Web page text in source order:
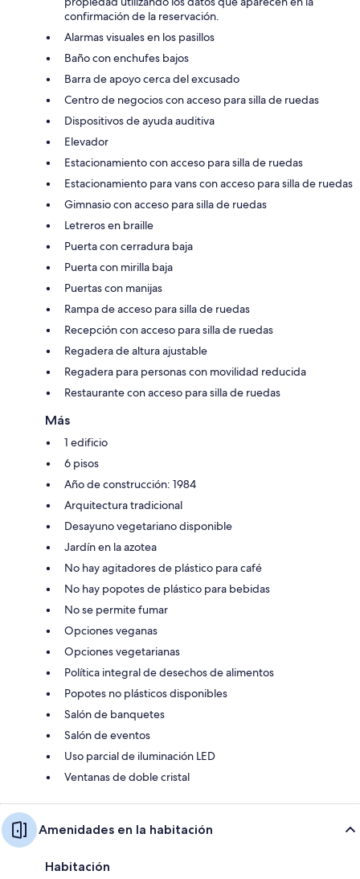
confirmación de la reservación.
Alarmas visuales en los pasillos
Baño con enchufes bajos
Barra de apoyo cerca del excusado
Centro de negocios con acceso para silla de ruedas
Dispositivos de ayuda auditiva
Elevador
Estacionamiento con acceso para silla de ruedas
Estacionamiento para vans con acceso para silla de ruedas
Gimnasio con acceso para silla de ruedas
Letreros en braille
Puerta con cerradura baja
Puerta con mirilla baja
Puertas con manijas
Rampa de acceso para silla de ruedas
Recepción con acceso para silla de ruedas
Regadera de altura ajustable
Regadera para personas con movilidad reducida
Restaurante con acceso para silla de ruedas
Más
1 edificio
6 pisos
Año de construcción: 1984
Arquitectura tradicional
Desayuno vegetariano disponible
Jardín en la azotea
No hay agitadores de plástico para café
No hay popotes de plástico para bebidas
No se permite fumar
Opciones veganas
Opciones vegetarianas
Política integral de desechos de alimentos
Popotes no plásticos disponibles
Salón de banquetes
Salón de eventos
Uso parcial de iluminación LED
Ventanas de doble cristal
Amenidades en la habitación
Habitación